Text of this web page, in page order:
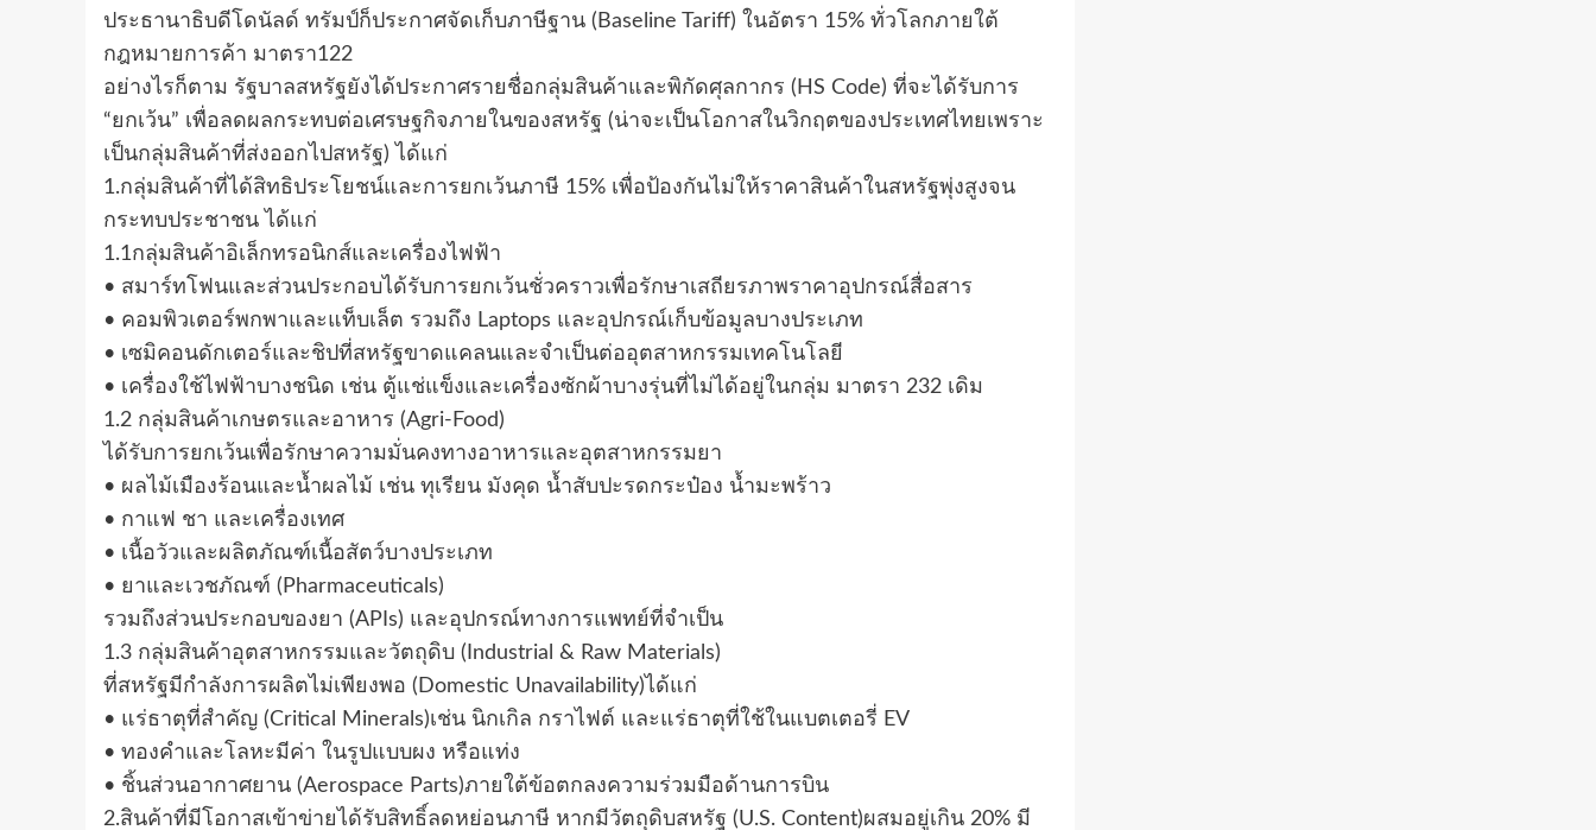
ประธานาธิบดีโดนัลด์ ทรัมป์ก็ประกาศจัดเก็บภาษีฐาน (Baseline Tariff) ในอัตรา 15% ทั่วโลกภายใต้
กฎหมายการค้า มาตรา122
อย่างไรก็ตาม รัฐบาลสหรัฐยังได้ประกาศรายชื่อกลุ่มสินค้าและพิกัดศุลกากร (HS Code) ที่จะได้รับการ
“ยกเว้น” เพื่อลดผลกระทบต่อเศรษฐกิจภายในของสหรัฐ (น่าจะเป็นโอกาสในวิกฤตของประเทศไทยเพราะ
เป็นกลุ่มสินค้าที่ส่งออกไปสหรัฐ) ได้แก่
1.กลุ่มสินค้าที่ได้สิทธิประโยชน์และการยกเว้นภาษี 15% เพื่อป้องกันไม่ให้ราคาสินค้าในสหรัฐพุ่งสูงจน
กระทบประชาชน ได้แก่
1.1กลุ่มสินค้าอิเล็กทรอนิกส์และเครื่องไฟฟ้า
• สมาร์ทโฟนและส่วนประกอบได้รับการยกเว้นชั่วคราวเพื่อรักษาเสถียรภาพราคาอุปกรณ์สื่อสาร
• คอมพิวเตอร์พกพาและแท็บเล็ต รวมถึง Laptops และอุปกรณ์เก็บข้อมูลบางประเภท
• เซมิคอนดักเตอร์และชิปที่สหรัฐขาดแคลนและจำเป็นต่ออุตสาหกรรมเทคโนโลยี
• เครื่องใช้ไฟฟ้าบางชนิด เช่น ตู้แช่แข็งและเครื่องซักผ้าบางรุ่นที่ไม่ได้อยู่ในกลุ่ม มาตรา 232 เดิม
1.2 กลุ่มสินค้าเกษตรและอาหาร (Agri-Food)
ได้รับการยกเว้นเพื่อรักษาความมั่นคงทางอาหารและอุตสาหกรรมยา
• ผลไม้เมืองร้อนและน้ำผลไม้ เช่น ทุเรียน มังคุด น้ำสับปะรดกระป๋อง น้ำมะพร้าว
• กาแฟ ชา และเครื่องเทศ
• เนื้อวัวและผลิตภัณฑ์เนื้อสัตว์บางประเภท
• ยาและเวชภัณฑ์ (Pharmaceuticals)
รวมถึงส่วนประกอบของยา (APIs) และอุปกรณ์ทางการแพทย์ที่จำเป็น
1.3 กลุ่มสินค้าอุตสาหกรรมและวัตถุดิบ (Industrial & Raw Materials)
ที่สหรัฐมีกำลังการผลิตไม่เพียงพอ (Domestic Unavailability)ได้แก่
• แร่ธาตุที่สำคัญ (Critical Minerals)เช่น นิกเกิล กราไฟต์ และแร่ธาตุที่ใช้ในแบตเตอรี่ EV
• ทองคำและโลหะมีค่า ในรูปแบบผง หรือแท่ง
• ชิ้นส่วนอากาศยาน (Aerospace Parts)ภายใต้ข้อตกลงความร่วมมือด้านการบิน
2.สินค้าที่มีโอกาสเข้าข่ายได้รับสิทธิ์ลดหย่อนภาษี หากมีวัตถุดิบสหรัฐ (U.S. Content)ผสมอยู่เกิน 20% มี